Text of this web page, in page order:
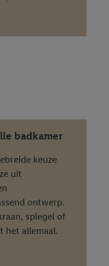
badkamer
keuze
uit
ontwerp.
spiegel of
het allemaal.